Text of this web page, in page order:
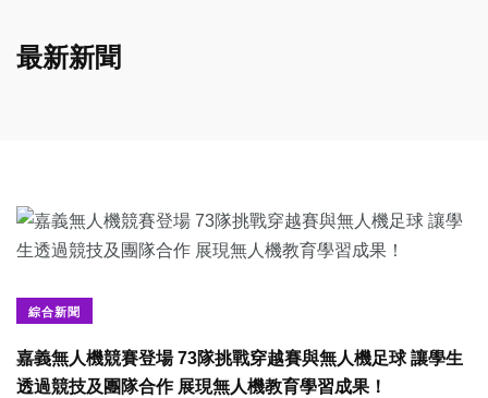
最新新聞
綜合新聞
嘉義無人機競賽登場 73隊挑戰穿越賽與無人機足球 讓學生
透過競技及團隊合作 展現無人機教育學習成果！